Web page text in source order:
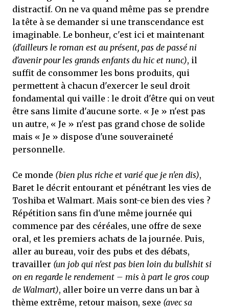
distractif. On ne va quand même pas se prendre
la tête à se demander si une transcendance est
imaginable. Le bonheur, c'est ici et maintenant
(d'ailleurs le roman est au présent, pas de passé ni
d'avenir pour les grands enfants du hic et nunc), il
suffit de consommer les bons produits, qui
permettent à chacun d'exercer le seul droit
fondamental qui vaille : le droit d'être qui on veut
être sans limite d'aucune sorte. « Je » n'est pas
un autre, « Je » n'est pas grand chose de solide
mais « Je » dispose d'une souveraineté
personnelle.
Ce monde (bien plus riche et varié que je n'en dis),
Baret le décrit entourant et pénétrant les vies de
Toshiba et Walmart. Mais sont-ce bien des vies ?
Répétition sans fin d'une même journée qui
commence par des céréales, une offre de sexe
oral, et les premiers achats de la journée. Puis,
aller au bureau, voir des pubs et des débats,
travailler (un job qui n'est pas bien loin du bullshit si
on en regarde le rendement – mis à part le gros coup
de Walmart), aller boire un verre dans un bar à
thème extrême, retour maison, sexe (avec sa